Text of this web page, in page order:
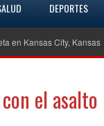
DEPORTES
City, Kansas
el asalto